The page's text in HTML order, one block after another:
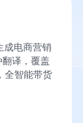
成电商营销
译，覆盖
全智能带货